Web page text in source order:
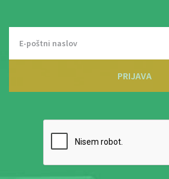
PRIJAVA